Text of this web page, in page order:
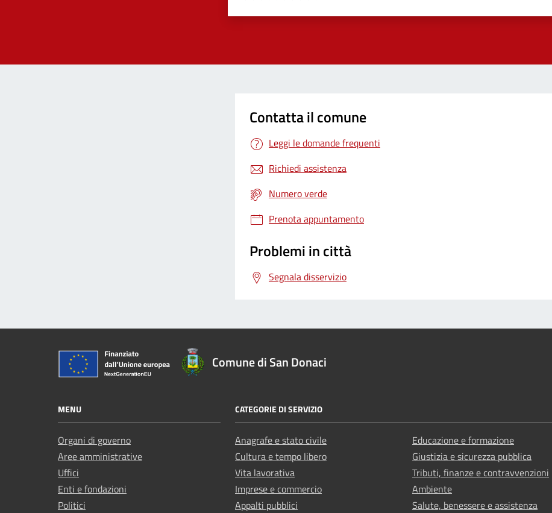
Contatta il comune
Leggi le domande frequenti
Richiedi assistenza
Numero verde
Prenota appuntamento
Problemi in città
Segnala disservizio
Comune di San Donaci
MENU
Organi di governo
Aree amministrative
Uffici
Enti e fondazioni
Politici
CATEGORIE DI SERVIZIO
Anagrafe e stato civile
Cultura e tempo libero
Vita lavorativa
Imprese e commercio
Appalti pubblici
Educazione e formazione
Giustizia e sicurezza pubblica
Tributi, finanze e contravvenzioni
Ambiente
Salute, benessere e assistenza